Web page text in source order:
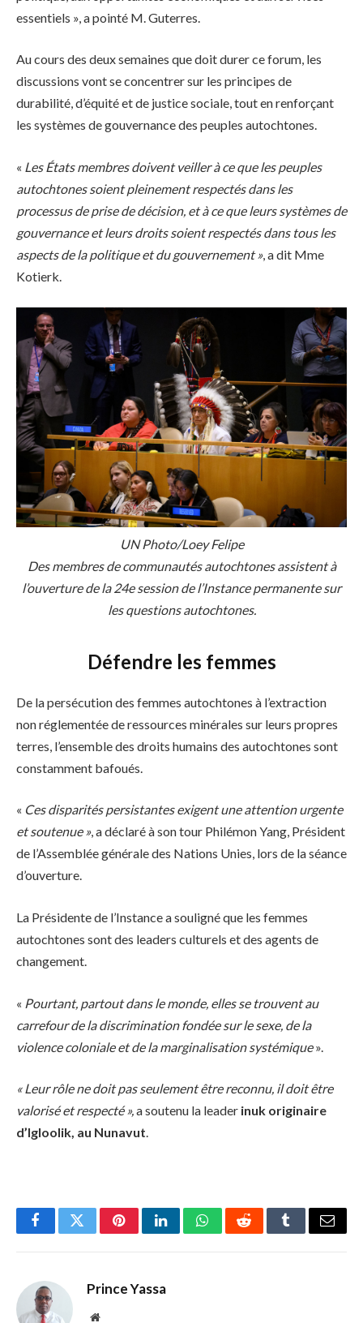
essentiels », a pointé M. Guterres.
Au cours des deux semaines que doit durer ce forum, les
discussions vont se concentrer sur les principes de
durabilité, d’équité et de justice sociale, tout en renforçant
les systèmes de gouvernance des peuples autochtones.
« Les États membres doivent veiller à ce que les peuples
autochtones soient pleinement respectés dans les
processus de prise de décision, et à ce que leurs systèmes de
gouvernance et leurs droits soient respectés dans tous les
aspects de la politique et du gouvernement », a dit Mme
Kotierk.
UN Photo/Loey Felipe
Des membres de communautés autochtones assistent à
l’ouverture de la 24e session de l’Instance permanente sur
les questions autochtones.
Défendre les femmes
De la persécution des femmes autochtones à l’extraction
non réglementée de ressources minérales sur leurs propres
terres, l’ensemble des droits humains des autochtones sont
constamment bafoués.
« Ces disparités persistantes exigent une attention urgente
et soutenue », a déclaré à son tour Philémon Yang, Président
de l’Assemblée générale des Nations Unies, lors de la séance
d’ouverture.
La Présidente de l’Instance a souligné que les femmes
autochtones sont des leaders culturels et des agents de
changement.
« Pourtant, partout dans le monde, elles se trouvent au
carrefour de la discrimination fondée sur le sexe, de la
violence coloniale et de la marginalisation systémique».
« Leur rôle ne doit pas seulement être reconnu, il doit être
valorisé et respecté »,a soutenu la leader inuk originaire
d’Igloolik, au Nunavut.
FacebookTwitterPinterestLinkedInWhatsAppRedditTumblrEmail
Prince Yassa
Website